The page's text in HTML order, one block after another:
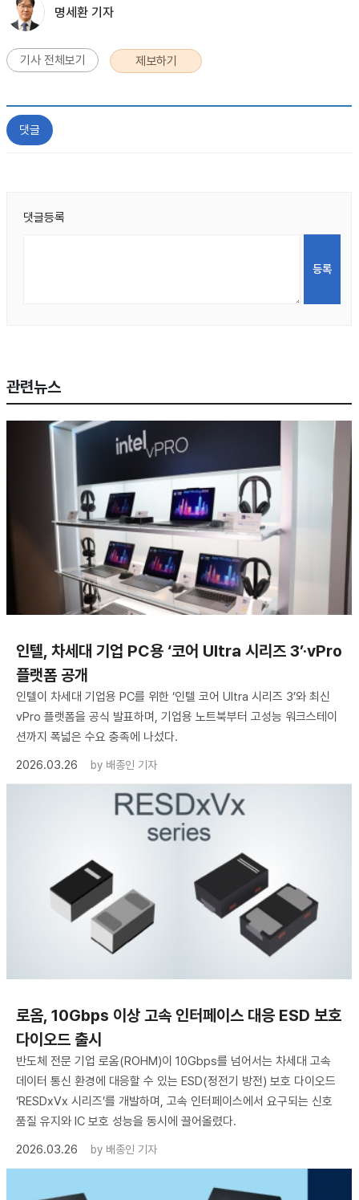
명세환 기자
기사 전체보기 제보하기
댓글
댓글등록
관련뉴스
인텔, 차세대 기업 PC용 ‘코어 Ultra 시리즈 3’·vPro
플랫폼 공개
인텔이 차세대 기업용 PC를 위한 ‘인텔 코어 Ultra 시리즈 3’와 최신
vPro 플랫폼을 공식 발표하며, 기업용 노트북부터 고성능 워크스테이
션까지 폭넓은 수요 충족에 나섰다.
2026.03.26
by 배종인 기자
로옴, 10Gbps 이상 고속 인터페이스 대응 ESD 보호
다이오드 출시
반도체 전문 기업 로옴(ROHM)이 10Gbps를 넘어서는 차세대 고속
데이터 통신 환경에 대응할 수 있는 ESD(정전기 방전) 보호 다이오드
‘RESDxVx 시리즈’를 개발하며, 고속 인터페이스에서 요구되는 신호
품질 유지와 IC 보호 성능을 동시에 끌어올렸다.
2026.03.26
by 배종인 기자